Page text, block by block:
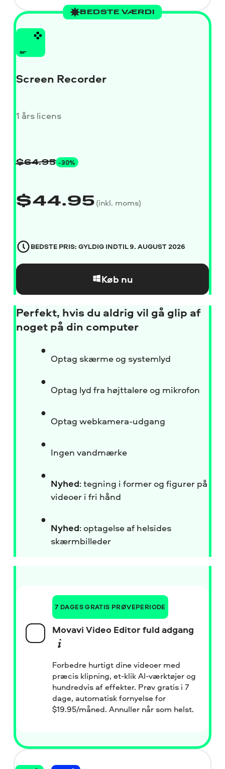
BEDSTE VÆRDI
Screen Recorder
1 års licens
$64.95 -30%
$44.95(inkl. moms)
BEDSTE PRIS: GYLDIG INDTIL9. AUGUST 2026
Køb nu
Perfekt, hvis du aldrig vil gå glip af
noget på din computer
Optag skærme og systemlyd
Optag lyd fra højttalere og mikrofon
Optag webkamera-udgang
Ingen vandmærke
Nyhed: tegning i former og figurer på
videoer i fri hånd
Nyhed: optagelse af helsides
skærmbilleder
7 DAGES GRATIS PRØVEPERIODE
Movavi Video Editor fuld adgang
Forbedre hurtigt dine videoer med
præcis klipning, et-klik AI-værktøjer og
hundredvis af effekter. Prøv gratis i 7
dage, automatisk fornyelse for
$19.95/måned. Annuller når som helst.